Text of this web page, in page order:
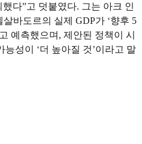
다”고 덧붙였다. 그는 아크 인
바도르의 실제 GDP가 ‘향후 5
예측했으며, 제안된 정책이 시
성이 ‘더 높아질 것’이라고 말